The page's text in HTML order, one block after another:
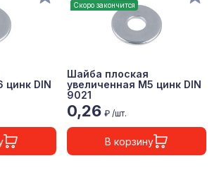
цинк DIN
Скоро закончится
Шайба плоская
увеличенная М5 цинк DIN
9021
0,26 ₽ /шт.
В корзину